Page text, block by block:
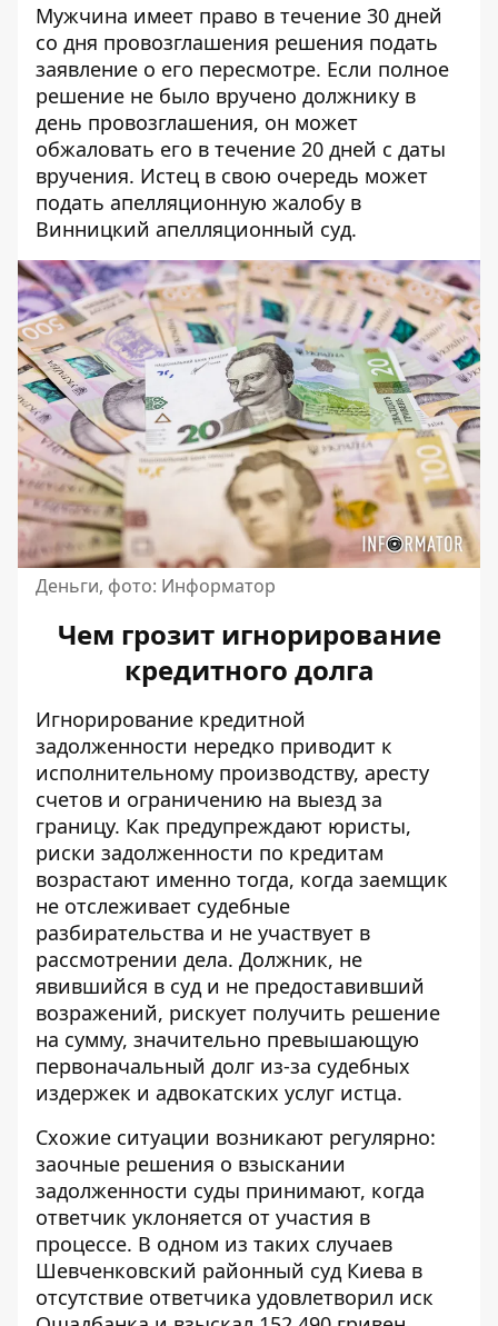
Мужчина имеет право в течение 30 дней
со дня провозглашения решения подать
заявление о его пересмотре. Если полное
решение не было вручено должнику в
день провозглашения, он может
обжаловать его в течение 20 дней с даты
вручения. Истец в свою очередь может
подать апелляционную жалобу в
Винницкий апелляционный суд.
Деньги, фото: Информатор
Чем грозит игнорирование
кредитного долга
Игнорирование кредитной
задолженности нередко приводит к
исполнительному производству, аресту
счетов и ограничению на выезд за
границу. Как предупреждают юристы,
риски задолженности по кредитам
возрастают именно тогда, когда заемщик
не отслеживает судебные
разбирательства и не участвует в
рассмотрении дела. Должник, не
явившийся в суд и не предоставивший
возражений, рискует получить решение
на сумму, значительно превышающую
первоначальный долг из-за судебных
издержек и адвокатских услуг истца.
Схожие ситуации возникают регулярно:
заочные решения о взыскании
задолженности суды принимают, когда
ответчик уклоняется от участия в
процессе. В одном из таких случаев
Шевченковский районный суд Киева в
отсутствие ответчика удовлетворил иск